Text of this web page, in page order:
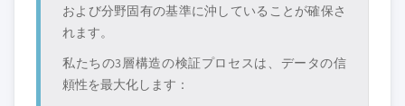
および分野固有の基準に沖していることが確保さ
れます。
私たちの3層構造の検証プロセスは、データの信
頼性を最大化します：